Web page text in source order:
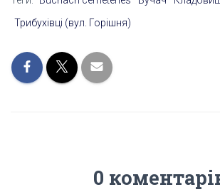
Трибухівці (вул. Горішня)
0